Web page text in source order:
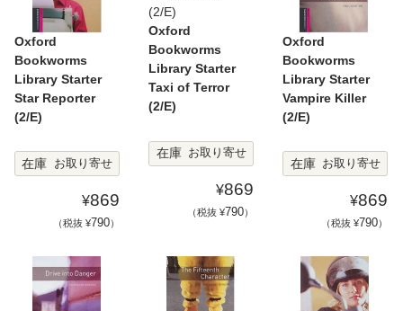
Oxford
Bookworms
Library Starter
Star Reporter
(2/E)
在庫 お取り寄せ
¥869
（税抜 ¥790）
Oxford
Bookworms
Library Starter
Taxi of Terror
(2/E)
在庫 お取り寄せ
¥869
（税抜 ¥790）
Oxford
Bookworms
Library Starter
Vampire Killer
(2/E)
在庫 お取り寄せ
¥869
（税抜 ¥790）